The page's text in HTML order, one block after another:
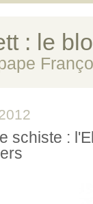
: le
schiste :